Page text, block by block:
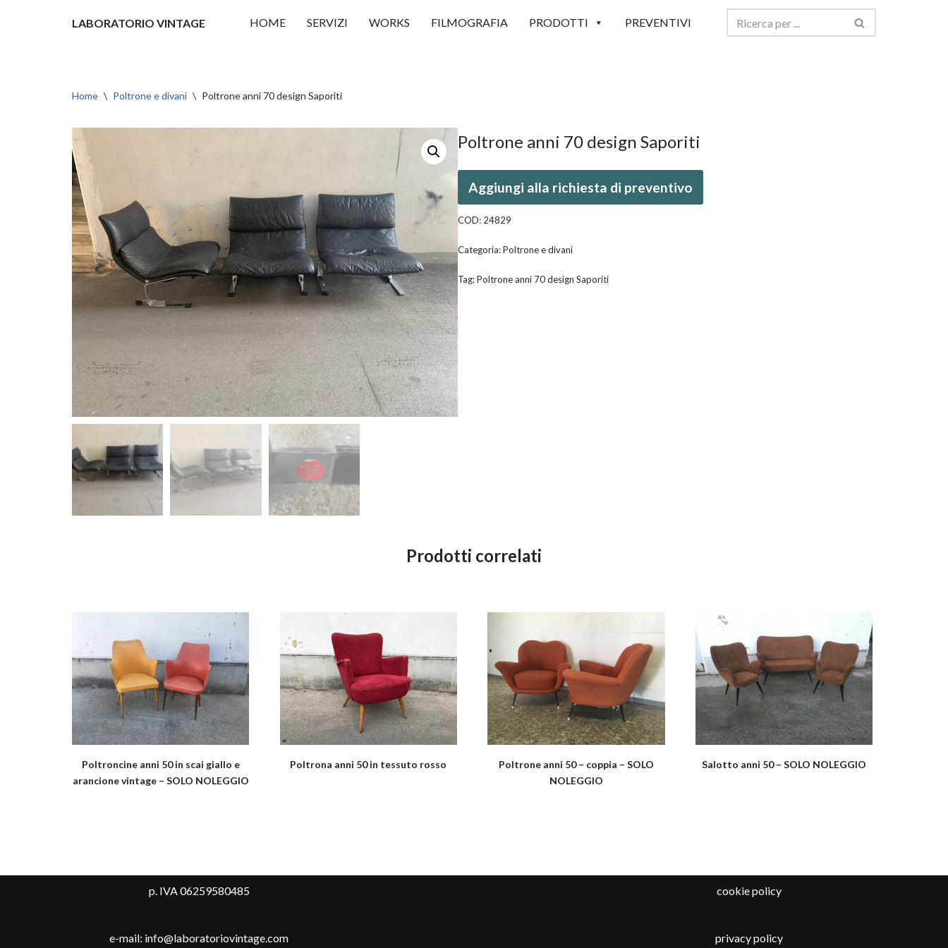
LABORATORIO VINTAGE HOME SERVIZI WORKS FILMOGRAFIA PRODOTTI PREVENTIVI
Home \ Poltrone e divani \ Poltrone anni 70 design Saporiti
Poltrone anni 70 design Saporiti
Aggiungi alla richiesta di preventivo
COD: 24829
Categoria:Poltrone e divani
Tag:Poltrone anni 70 design Saporiti
Prodotti correlati
Poltroncine anni 50 in scai giallo e
arancione vintage – SOLO NOLEGGIO
Poltrona anni 50 in tessuto rosso
Poltrone anni 50 – coppia – SOLO
NOLEGGIO
Salotto anni 50 – SOLO NOLEGGIO
p. IVA 06259580485
e-mail: info@laboratoriovintage.com
cookie policy
privacy policy